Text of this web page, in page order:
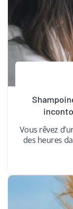
Vous rêvez
des heures